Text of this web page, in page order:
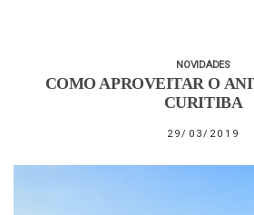
NOVIDADES
COMO APROVEITAR O
CURITIBA
29/03/2019